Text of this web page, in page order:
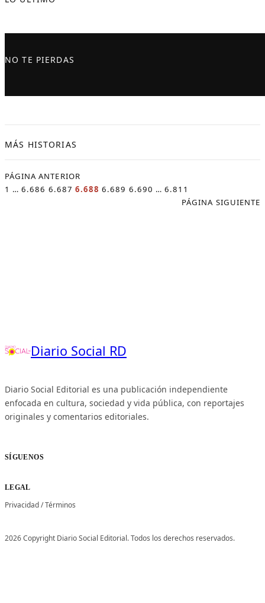
NO TE PIERDAS
MÁS HISTORIAS
PÁGINA ANTERIOR
1 … 6.686 6.687 6.688 6.689 6.690 … 6.811
PÁGINA SIGUIENTE
Diario Social RD
Diario Social Editorial es una publicación independiente
enfocada en cultura, sociedad y vida pública, con reportajes
originales y comentarios editoriales.
SÍGUENOS
LEGAL
Privacidad/Términos
2026 Copyright Diario Social Editorial. Todos los derechos reservados.